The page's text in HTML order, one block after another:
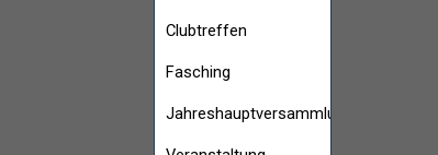
Clubtreffen
Fasching
Jahreshauptversammlung